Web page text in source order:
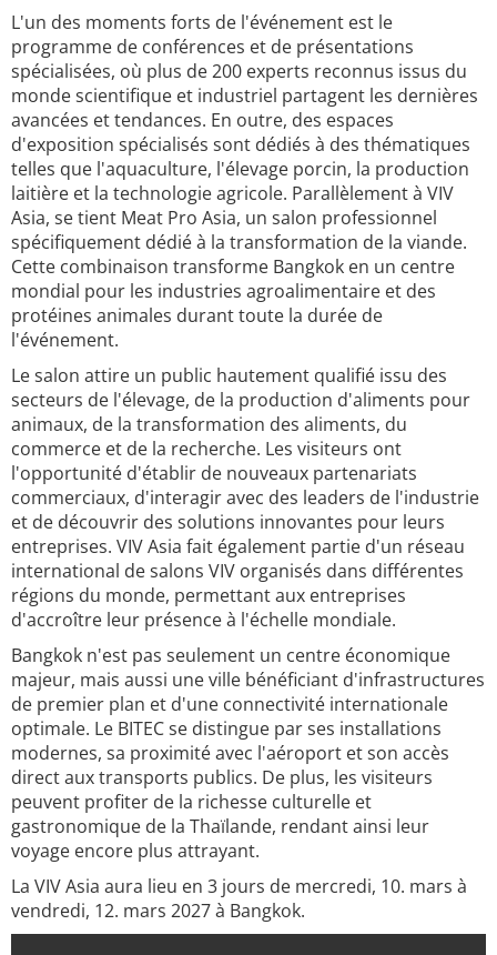
L'un des moments forts de l'événement est le
programme de conférences et de présentations
spécialisées, où plus de 200 experts reconnus issus du
monde scientifique et industriel partagent les dernières
avancées et tendances. En outre, des espaces
d'exposition spécialisés sont dédiés à des thématiques
telles que l'aquaculture, l'élevage porcin, la production
laitière et la technologie agricole. Parallèlement à VIV
Asia, se tient Meat Pro Asia, un salon professionnel
spécifiquement dédié à la transformation de la viande.
Cette combinaison transforme Bangkok en un centre
mondial pour les industries agroalimentaire et des
protéines animales durant toute la durée de
l'événement.
Le salon attire un public hautement qualifié issu des
secteurs de l'élevage, de la production d'aliments pour
animaux, de la transformation des aliments, du
commerce et de la recherche. Les visiteurs ont
l'opportunité d'établir de nouveaux partenariats
commerciaux, d'interagir avec des leaders de l'industrie
et de découvrir des solutions innovantes pour leurs
entreprises. VIV Asia fait également partie d'un réseau
international de salons VIV organisés dans différentes
régions du monde, permettant aux entreprises
d'accroître leur présence à l'échelle mondiale.
Bangkok n'est pas seulement un centre économique
majeur, mais aussi une ville bénéficiant d'infrastructures
de premier plan et d'une connectivité internationale
optimale. Le BITEC se distingue par ses installations
modernes, sa proximité avec l'aéroport et son accès
direct aux transports publics. De plus, les visiteurs
peuvent profiter de la richesse culturelle et
gastronomique de la Thaïlande, rendant ainsi leur
voyage encore plus attrayant.
La VIV Asia aura lieu en 3 jours de mercredi, 10. mars à
vendredi, 12. mars 2027 à Bangkok.